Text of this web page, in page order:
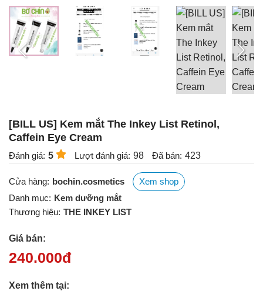
[BILL US] Kem mắt The Inkey List Retinol,
Caffein Eye Cream
Đánh giá: 5 Lượt đánh giá: 98 Đã bán: 423
Cửa hàng: bochin.cosmetics
Xem shop
Danh mục: Kem dưỡng mắt
Thương hiệu: THE INKEY LIST
Giá bán:
240.000đ
Xem thêm tại: